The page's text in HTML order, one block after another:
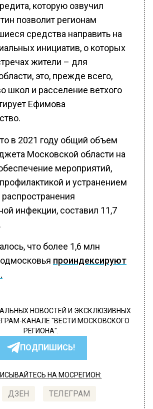
которую озвучил
позволит регионам
средства направить на
инициатив, о которых
жители – для
это, прежде всего,
школ и расселение ветхого
Ефимова
в 2021 году общий объем
Московской области на
мероприятий,
и устранением
инфекции, составил 11,7
что более 1,6 млн
проиндексируют
НОВОСТЕЙ И ЭКСКЛЮЗИВНЫХ
КАНАЛЕ "ВЕСТИ МОСКОВСКОГО
РЕГИОНА".
ПОДПИШИСЬ!
НА МОСРЕГИОН:
ДЗЕН ТЕЛЕГРАМ